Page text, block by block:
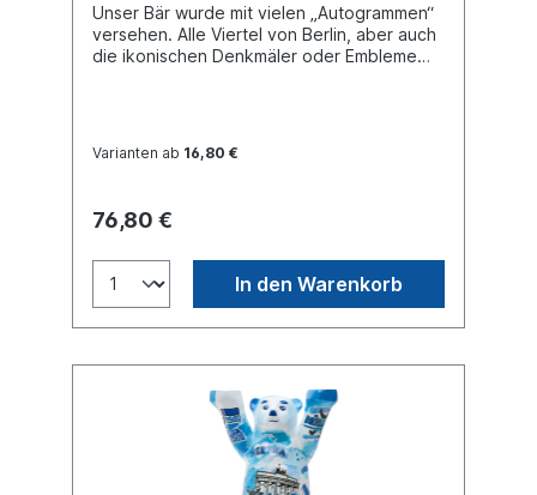
Unser Bär wurde mit vielen „Autogrammen“
versehen. Alle Viertel von Berlin, aber auch
die ikonischen Denkmäler oder Embleme
Varianten ab 16,80 €
76,80 €
In den Warenkorb